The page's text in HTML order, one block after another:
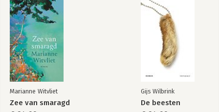
Marianne Witvliet
Zee van smaragd
Gijs Wilbrink
De beesten